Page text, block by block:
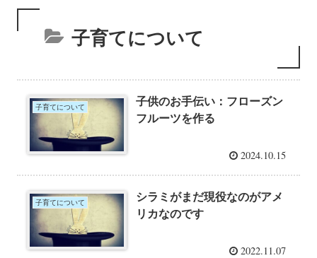
子育てについて
子育てについて
子供のお手伝い：フローズン
フルーツを作る
2024.10.15
子育てについて
シラミがまだ現役なのがアメ
リカなのです
2022.11.07